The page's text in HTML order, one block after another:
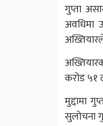
गुप्ता
अवधिमा
करोड ५१
मुद्दामा
सुलोचना